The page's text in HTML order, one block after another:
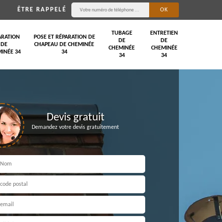
ÊTRE RAPPELÉ
DE
34
POSE ET RÉPARATION DE
CHAPEAU DE CHEMINÉE
34
TUBAGE
DE
CHEMINÉE
34
ENTRETIEN
DE
CHEMINÉE
34
Devis gratuit
Demandez votre devis gratuitement